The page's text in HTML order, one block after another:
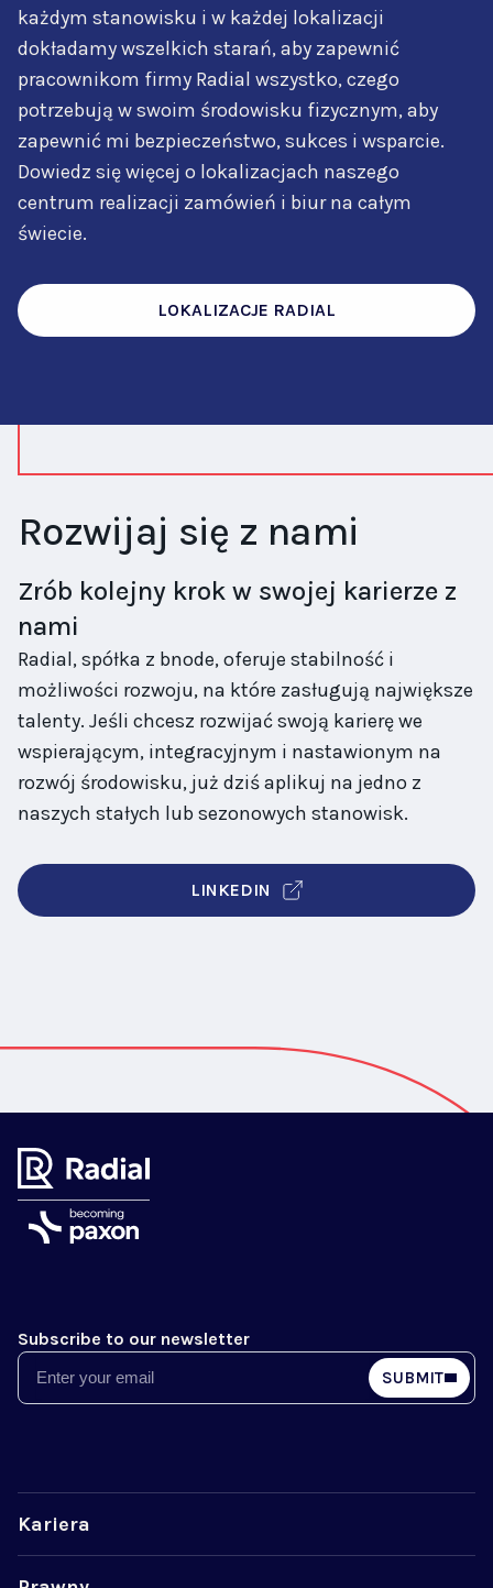
każdym stanowisku i w każdej lokalizacji
dokładamy wszelkich starań, aby zapewnić
pracownikom firmy Radial wszystko, czego
potrzebują w swoim środowisku fizycznym, aby
zapewnić mi bezpieczeństwo, sukces i wsparcie.
Dowiedz się więcej o lokalizacjach naszego
centrum realizacji zamówień i biur na całym
świecie.
LOKALIZACJE RADIAL
Rozwijaj się z nami
Zrób kolejny krok w swojej karierze z
nami
Radial, spółka z bnode, oferuje stabilność i
możliwości rozwoju, na które zasługują największe
talenty. Jeśli chcesz rozwijać swoją karierę we
wspierającym, integracyjnym i nastawionym na
rozwój środowisku, już dziś aplikuj na jedno z
naszych stałych lub sezonowych stanowisk.
LINKEDIN
Subscribe to our newsletter
Email SUBMIT
Kariera